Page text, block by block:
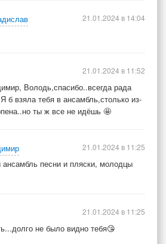
21.01.2024 в 14:04
Володь,спасибо..всегда рада
б взяла тебя в ансамбль,столько из-
ты ж все не идёшь 🤩
21.01.2024 в 11:52
песни и пляски, молодцы
21.01.2024 в 11:25
не было видно тебя😘
21.01.2024 в 11:25